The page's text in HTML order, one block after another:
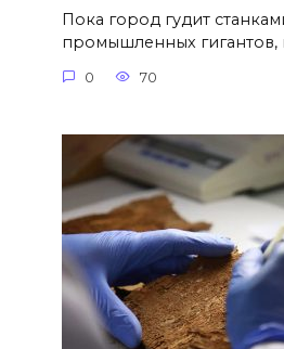
Пока город гудит
промышленных гигантов,
0 70